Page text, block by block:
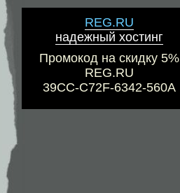
REG.RU
надежный хостинг
Промокод на скидку 5%
REG.RU
39CC-C72F-6342-560A